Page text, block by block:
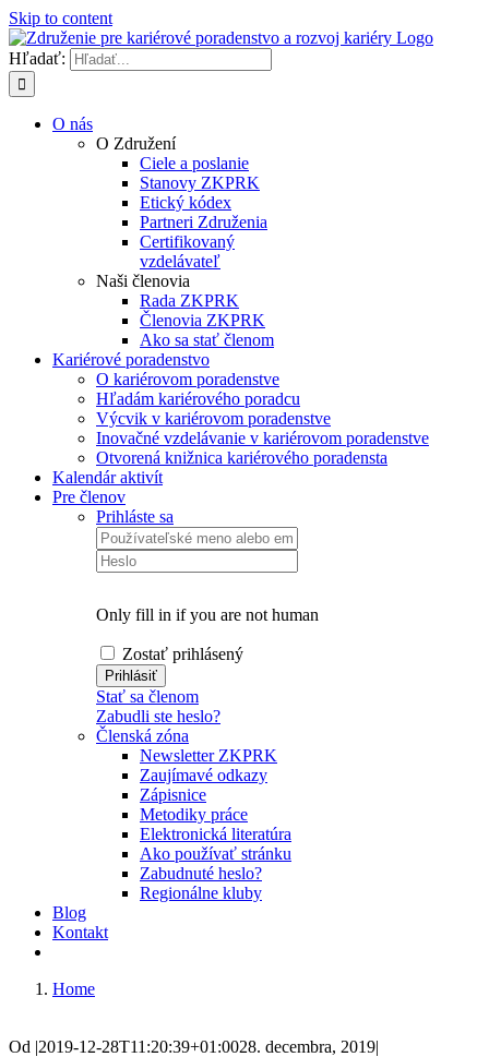
Skip to content
Hľadať:
O nás
O Združení
Ciele a poslanie
Stanovy ZKPRK
Etický kódex
Partneri Združenia
Certifikovaný
vzdelávateľ
Naši členovia
Rada ZKPRK
Členovia ZKPRK
Ako sa stať členom
Kariérové poradenstvo
O kariérovom poradenstve
Hľadám kariérového poradcu
Výcvik v kariérovom poradenstve
Inovačné vzdelávanie v kariérovom poradenstve
Otvorená knižnica kariérového poradensta
Kalendár aktivít
Pre členov
Prihláste sa
Only fill in if you are not human
Zostať prihlásený
Stať sa členom
Zabudli ste heslo?
Členská zóna
Newsletter ZKPRK
Zaujímavé odkazy
Zápisnice
Metodiky práce
Elektronická literatúra
Ako používať stránku
Zabudnuté heslo?
Regionálne kluby
Blog
Kontakt
Home
Od |2019-12-28T11:20:39+01:0028. decembra, 2019|